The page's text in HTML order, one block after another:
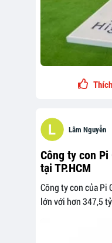
Thích
Lâm Nguyễn
Công ty con
tại TP.HCM
Công ty con của Pi
lớn với hơn 347,5